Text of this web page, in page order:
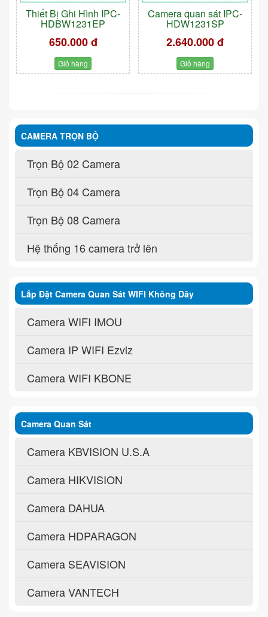
Thiết Bị Ghi Hình IPC-
HDBW1231EP
650.000 đ
Giỏ hàng
Camera quan sát IPC-
HDW1231SP
2.640.000 đ
Giỏ hàng
CAMERA TRỌN BỘ
Trọn Bộ 02 Camera
Trọn Bộ 04 Camera
Trọn Bộ 08 Camera
Hệ thống 16 camera trở lên
Lắp Đặt Camera Quan Sát WIFI Không Dây
Camera WIFI IMOU
Camera IP WIFI Ezviz
Camera WIFI KBONE
Camera Quan Sát
Camera KBVISION U.S.A
Camera HIKVISION
Camera DAHUA
Camera HDPARAGON
Camera SEAVISION
Camera VANTECH